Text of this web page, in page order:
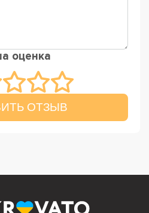
оценка
ОТЗЫВ